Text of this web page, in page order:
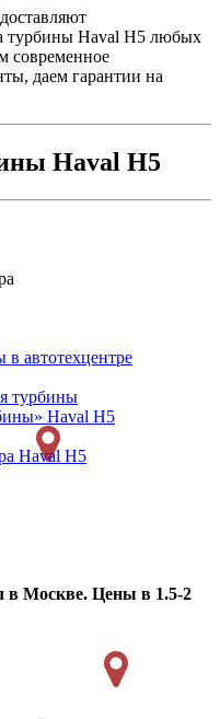
турбины Haval H5 любых
современное
даем гарантии на
Haval H5
Haval H5
Haval H5
в Москве. Цены в 1.5-2